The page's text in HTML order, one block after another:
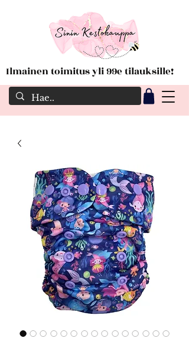
Ilmainen toimitus yli 99e tilauksille!